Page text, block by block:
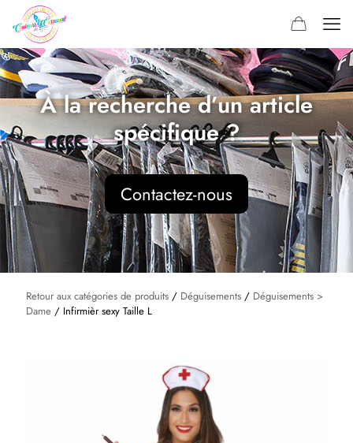
À la recherche d’un article
spécifique ?
Contactez-nous
Retour aux catégories de produits / Déguisements / Déguisements >
Dame / Infirmièr sexy Taille L